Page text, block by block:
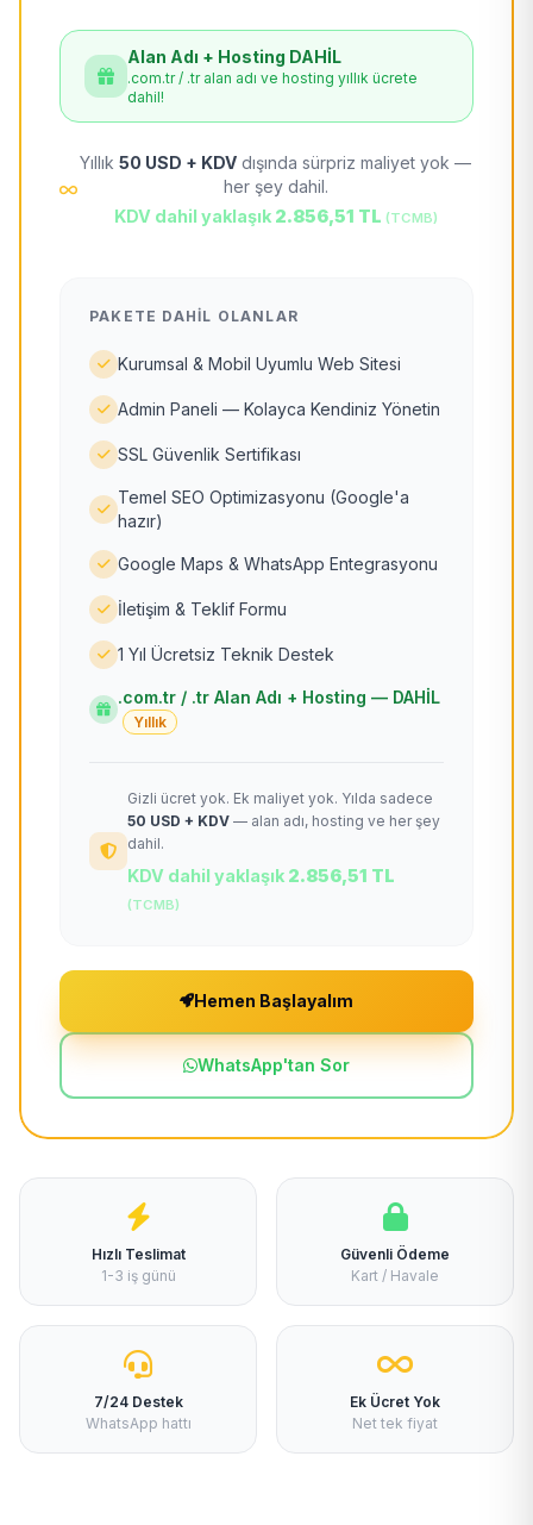
Alan Adı + Hosting DAHİL
.com.tr / .tr alan adı ve hosting yıllık ücrete
dahil!
Yıllık 50 USD + KDV dışında sürpriz maliyet yok —
her şey dahil.
KDV dahil yaklaşık 2.856,51 TL (TCMB)
PAKETE DAHIL OLANLAR
Kurumsal & Mobil Uyumlu Web Sitesi
Admin Paneli — Kolayca Kendiniz Yönetin
SSL Güvenlik Sertifikası
Temel SEO Optimizasyonu (Google'a
hazır)
Google Maps & WhatsApp Entegrasyonu
İletişim & Teklif Formu
1 Yıl Ücretsiz Teknik Destek
.com.tr / .tr Alan Adı + Hosting — DAHİL
Yıllık
Gizli ücret yok. Ek maliyet yok. Yılda sadece
50 USD + KDV — alan adı, hosting ve her şey
dahil.
KDV dahil yaklaşık 2.856,51 TL
(TCMB)
Hemen Başlayalım
WhatsApp'tan Sor
Hızlı Teslimat
1-3 iş günü
Güvenli Ödeme
Kart / Havale
7/24 Destek
WhatsApp hattı
Ek Ücret Yok
Net tek fiyat